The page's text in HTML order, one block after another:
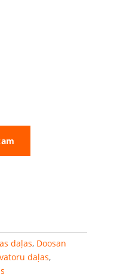
daļas, Doosan
daļas,